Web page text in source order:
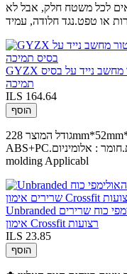
לכל משטח חלק, אבל לא
GYZX מתקפל נייד נייד לעמוד זווית צפייה רדיאטור מחשב נייד על בסיס
תמיכה
ILS 164.64
הוסף
גודל המוצר 228mm*52mm*4.6 מ " מ.משקל 55g.צבע : שחור.חומר
ABS+PC.סגנון : מתקפלת.חומר : אלומיניום alloy Process : הזרקת
molding Applicabl
Unbranded התעמלות התעמלות טבעות מתכוונן האולימפי כוח שרירים
אימון Crossfit רצועות
ILS 23.85
הוסף